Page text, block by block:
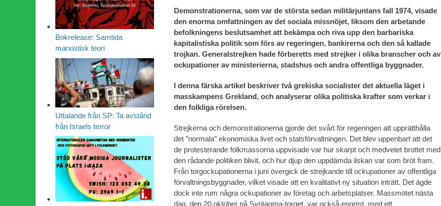
Demonstrationerna, som var de största sedan militärjuntans fall 1974, visade
den enorma omfattningen av det sociala missnöjet, liksom den arbetande
befolkningens beslutsamhet att bekämpa och riva upp den barbariska
kapitalistiska politik som förs av regeringen, bankirerna och den så kallade
trojkan. Generalstrejken hade förberetts med strejker i olika branscher och av
ockupationer av ministerierna, stadshus och andra offentliga byggnader.
I denna färska artikel beskriver två grekiska socialister det aktuella läget i
masskampens Grekland, och analyserar olika politiska krafter som verkar i
den folkliga rörelsen.
Strejkerna och demonstrationerna gjorde det svårt för regeringen att upprätthålla
det ”normala” ekonomiska livet och statsförvaltningen. Det blev uppenbart att det
de protesterande folkmassorna uppvisade var hur skarpt och medvetet brottet med
den rådande politiken blivit, och hur djup den uppdämda ilskan var som bröt fram.
Från torgockupationerna i juni övergick de strejkande till ockupationer av offentliga
förvaltningsbyggnader, vilket visade att en kvalitativt ny situation inträtt. Det ägde
dock inte rum några ockupationer av företag och arbetsplatser. Massmötet nästa
dag, den 20 oktober på Syntagma-torget, var också enormt, med ett
Bokrelease: Samtida
marxistisk teori
Uttalande från SP: Ta avstånd
från Israels terror